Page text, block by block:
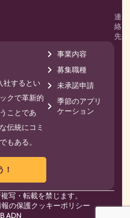
連
絡
先
社するとい
クで革新的
ことであ
伝統にコミ
もある。
！
事業内容
募集職種
未承諾申請
季節のアプリ
ケーション
写・転載を禁じます。
の保護クッキーポリシー
ADN